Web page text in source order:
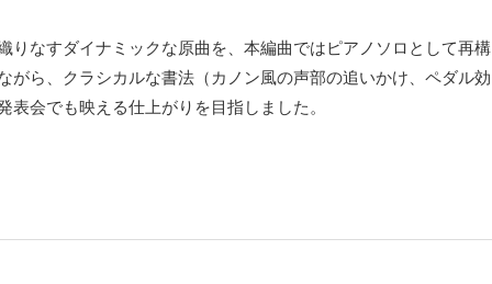
りなすダイナミックな原曲を、本編曲ではピアノソロとして再構
がら、クラシカルな書法（カノン風の声部の追いかけ、ペダル効
会でも映える仕上がりを目指しました。